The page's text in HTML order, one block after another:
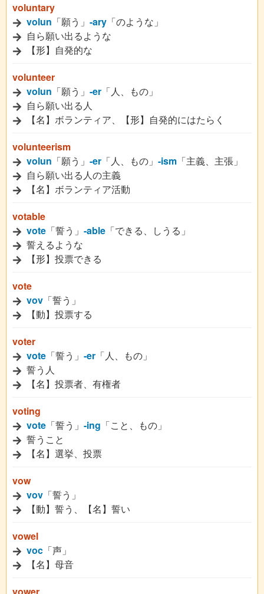
voluntary
volun 「願う」 -ary 「のような」
自ら願い出るような
【形】自発的な
volunteer
volun 「願う」 -er 「人、もの」
自ら願い出る人
【名】ボランティア、【形】自発的にはたらく
volunteerism
volun 「願う」 -er 「人、もの」 -ism 「主義、主張」
自ら願い出る人の主義
【名】ボランティア活動
votable
vote 「誓う」 -able 「できる、しうる」
誓えるような
【形】投票できる
vote
vov 「誓う」
【動】投票する
voter
vote 「誓う」 -er 「人、もの」
誓う人
【名】投票者、有権者
voting
vote 「誓う」 -ing 「こと、もの」
誓うこと
【名】選挙、投票
vow
vov 「誓う」
【動】誓う、【名】誓い
vowel
voc 「声」
【名】母音